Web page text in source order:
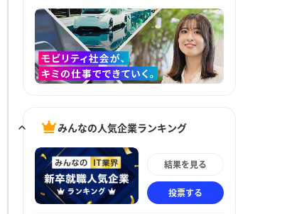
みんなの人気企業ランキング
結果を見る
投票する